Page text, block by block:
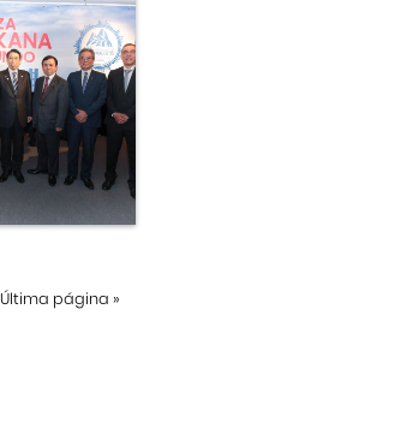
Última página »